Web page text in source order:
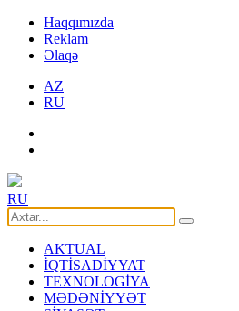
Haqqımızda
Reklam
Əlaqə
AZ
RU
RU
AKTUAL
İQTİSADİYYAT
TEXNOLOGİYA
MƏDƏNİYYƏT